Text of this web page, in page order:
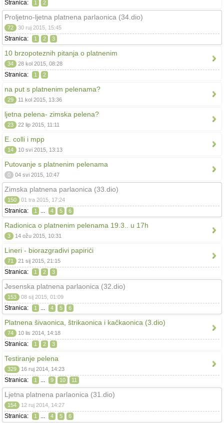
Stranica: 1 2
Proljetno-ljetna platnena parlaonica (34.dio)
72 30 ruj 2015, 15:45
Stranica: 1 2 3
10 brzopoteznih pitanja o platnenim
34 28 kol 2015, 08:28
Stranica: 1 2
na put s platnenim pelenama?
29 11 kol 2015, 13:36
ljetna pelena- zimska pelena?
23 22 lip 2015, 11:11
E. colli i mpp
14 10 svi 2015, 13:13
Putovanje s platnenim pelenama
0 04 svi 2015, 10:47
Zimska platnena parlaonica (33.dio)
150 01 tra 2015, 17:24
Stranica: 1 ... 4 5 6
Radionica o platnenim pelenama 19.3.. u 17h
3 14 ožu 2015, 10:31
Lineri - biorazgradivi papirići
71 21 sij 2015, 21:15
Stranica: 1 2 3
Jesenska platnena parlaonica (32.dio)
153 08 sij 2015, 01:09
Stranica: 1 ... 4 5 6
Platnena šivaonica, štrikaonica i kačkaonica (3.dio)
74 10 lis 2014, 14:18
Stranica: 1 2 3
Testiranje pelena
329 16 ruj 2014, 14:23
Stranica: 1 ... 9 10 11
Ljetna platnena parlaonica (31.dio)
154 12 ruj 2014, 14:27
Stranica: 1 ... 4 5 6